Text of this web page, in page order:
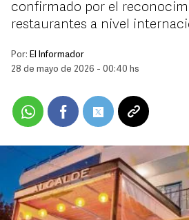
confirmado por el
restaurantes a nivel
Por: El Informador
28 de mayo de 2026 - 00:40 hs